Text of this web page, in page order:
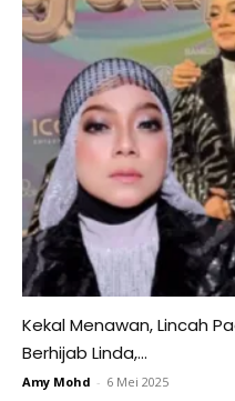
Kekal Menawan, Lincah
Berhijab Linda,...
Amy Mohd - 6 Mei 2025